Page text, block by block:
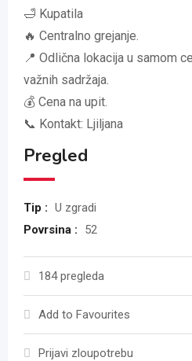
🛁 Kupatila
🔥 Centralno grejanje.
📍 Odlična lokacija u samom
važnih sadržaja.
💰 Cena na upit.
📞 Kontakt: Ljiljana
Pregled
Tip : U zgradi
Povrsina :
52
184 pregleda
Add to Favourites
Prijavi zloupotrebu